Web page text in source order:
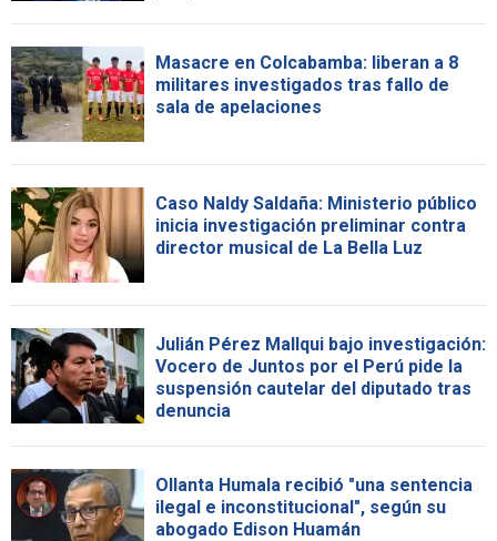
Masacre en Colcabamba: liberan a 8
militares investigados tras fallo de
sala de apelaciones
Caso Naldy Saldaña: Ministerio público
inicia investigación preliminar contra
director musical de La Bella Luz
Julián Pérez Mallqui bajo investigación:
Vocero de Juntos por el Perú pide la
suspensión cautelar del diputado tras
denuncia
Ollanta Humala recibió "una sentencia
ilegal e inconstitucional", según su
abogado Edison Huamán